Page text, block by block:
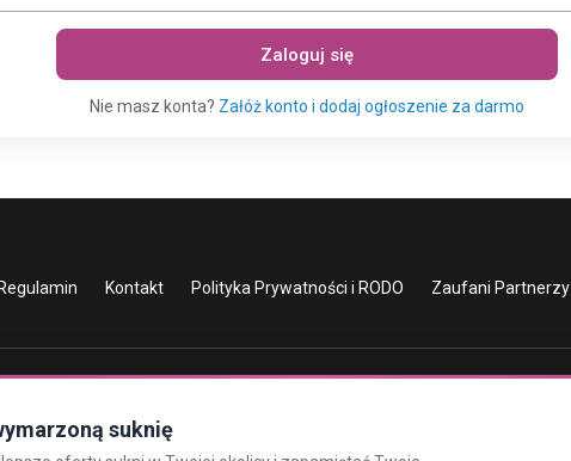
Zaloguj się
Nie masz konta? Załóż konto i dodaj ogłoszenie za darmo
Regulamin Kontakt Polityka Prywatności i RODO Zaufani Partnerzy
suknię